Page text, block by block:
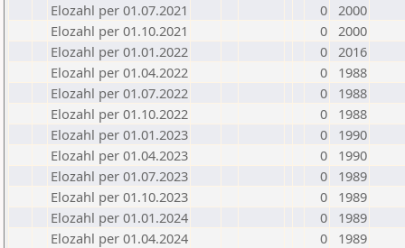
Elozahl per 01.07.2021
0 2000
Elozahl per 01.10.2021
0 2000
Elozahl per 01.01.2022
0 2016
Elozahl per 01.04.2022
0
1988
Elozahl per 01.07.2022
0
1988
Elozahl per 01.10.2022
0
1988
Elozahl per 01.01.2023
0
1990
Elozahl per 01.04.2023
0
1990
Elozahl per 01.07.2023
0
1989
Elozahl per 01.10.2023
0
1989
Elozahl per 01.01.2024
0
1989
Elozahl per 01.04.2024
0
1989